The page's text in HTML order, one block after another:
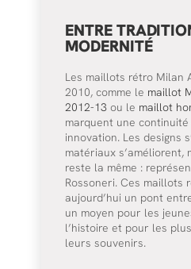
ENTRE
MODERNITÉ
Les maillots rétro Milan
2010, comme le maillot
2012-13 ou le maillot
marquent une
innovation. Les designs
matériaux s’améliorent,
reste la même :
Rossoneri. Ces maillots
aujourd’hui un pont
un moyen pour les
l’histoire et pour les
leurs souvenirs.